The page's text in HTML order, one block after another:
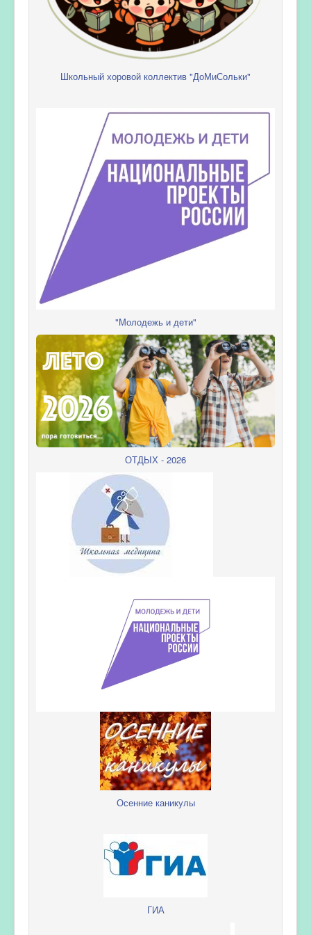
Школьный хоровой коллектив "ДоМиСольки"
"Молодежь и дети"
ОТДЫХ - 2026
Осенние каникулы
ГИА